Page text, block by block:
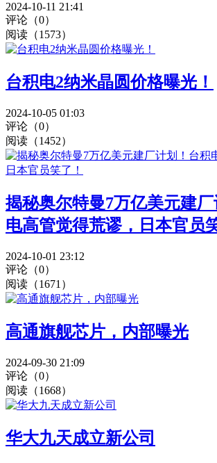
2024-10-11 21:41
评论（0）
阅读（1573）
台积电2纳米晶圆价格曝光！
2024-10-05 01:03
评论（0）
阅读（1452）
揭秘奥尔特曼7万亿美元建
电高管觉得荒谬，日本官员
2024-10-01 23:12
评论（0）
阅读（1671）
高通旗舰芯片，内部曝光
2024-09-30 21:09
评论（0）
阅读（1668）
华大九天成立新公司